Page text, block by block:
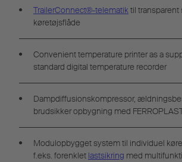
TrailerConnect®-telematiktil transparent
køretøjsflåde
Convenient temperature printer as a
standard digital temperature recorder
Dampdiffusionskompressor,
brudsikker opbygning med
Modulopbygget system til individuel
f.eks. forenklet lastsikring med